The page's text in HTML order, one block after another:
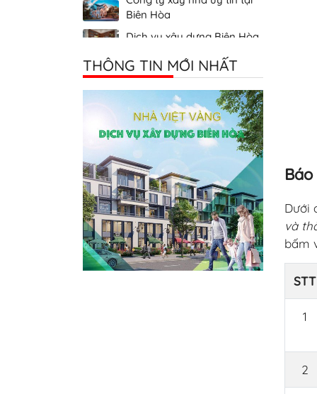
Dưới
và
bấm
STT
1
2
Dịch vụ xây dựng Biên Hòa
Thiết kế thi công nhà giá rẻ
THÔNG TIN MỚI NHẤT